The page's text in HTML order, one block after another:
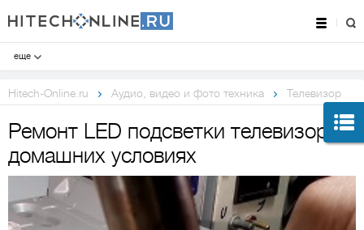
еще
Hitech-Online.ru Аудио, видео и фото техника Телевизор
Ремонт LED подсветки телевизора в
домашних условиях